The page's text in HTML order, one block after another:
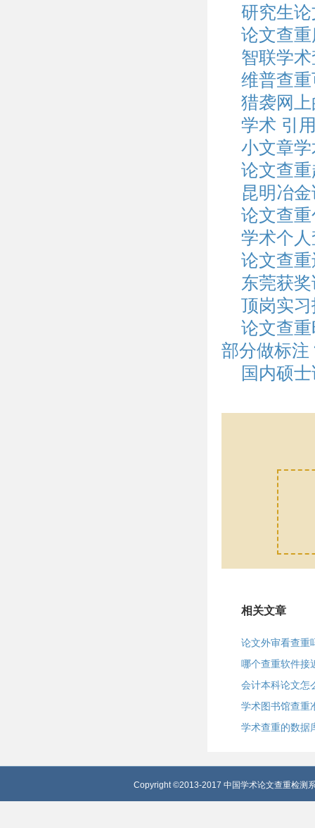
研究生
论文查
智联学
维普查
猎袭网
学术 引
小文章
论文查
昆明冶
论文查
学术个
论文查
东莞获
顶岗实
论文查
部分做标注
国内硕
相关文章
论文外审看查重
哪个查重软件接
会计本科论文怎
学术图书馆查重
学术查重的数据
Copyright ©2013-2017 中国学术论文查重检